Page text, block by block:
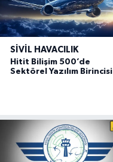
SIVIL HAVACILIK
Hitit Bilişim 500’de
Sektörel Yazılım Birincisi